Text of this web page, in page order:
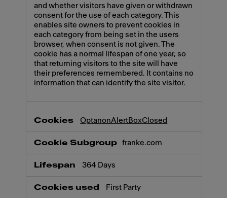
and whether visitors have given or withdrawn
consent for the use of each category. This
enables site owners to prevent cookies in
each category from being set in the users
browser, when consent is not given. The
cookie has a normal lifespan of one year, so
that returning visitors to the site will have
their preferences remembered. It contains no
information that can identify the site visitor.
OptanonAlertBoxClosed
franke.com
364 Days
First Party